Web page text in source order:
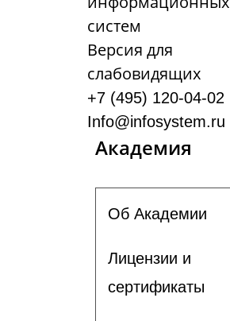
систем
Версия для
слабовидящих
+7 (495) 120-04-02
Info@infosystem.ru
Академия
Об Академии
Лицензии и
сертификаты